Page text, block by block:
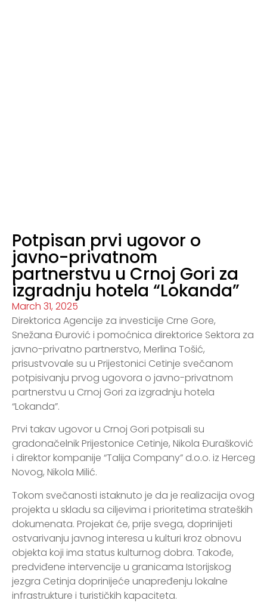
Potpisan prvi ugovor o
javno-privatnom
partnerstvu u Crnoj Gori za
izgradnju hotela “Lokanda”
March 31, 2025
Direktorica Agencije za investicije Crne Gore,
Snežana Đurović i pomoćnica direktorice Sektora za
javno-privatno partnerstvo, Merlina Tošić,
prisustvovale su u Prijestonici Cetinje svečanom
potpisivanju prvog ugovora o javno-privatnom
partnerstvu u Crnoj Gori za izgradnju hotela
“Lokanda”.
Prvi takav ugovor u Crnoj Gori potpisali su
gradonačelnik Prijestonice Cetinje, Nikola Đurašković
i direktor kompanije “Talija Company” d.o.o. iz Herceg
Novog, Nikola Milić.
Tokom svečanosti istaknuto je da je realizacija ovog
projekta u skladu sa ciljevima i prioritetima strateških
dokumenata. Projekat će, prije svega, doprinijeti
ostvarivanju javnog interesa u kulturi kroz obnovu
objekta koji ima status kulturnog dobra. Takođe,
predviđene intervencije u granicama Istorijskog
jezgra Cetinja doprinijeće unapređenju lokalne
infrastrukture i turističkih kapaciteta.